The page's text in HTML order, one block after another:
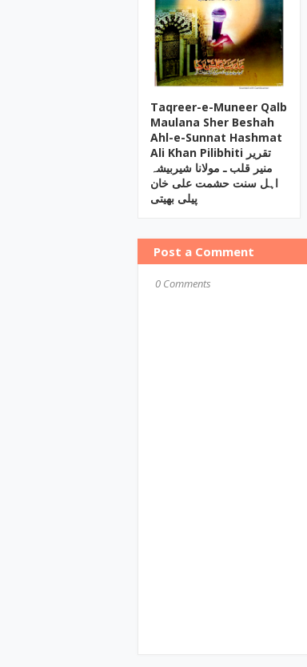
Taqreer-e-Muneer Qalb
Maulana Sher Beshah
Ahl-e-Sunnat Hashmat
Ali Khan Pilibhiti تقریر
منیر قلب ـ مولانا شیربیشہ
اہل سنت حشمت علی خان
پیلی بھیتی
Post a Comment
0 Comments